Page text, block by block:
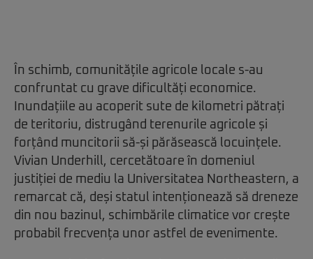
În schimb, comunitățile agricole locale s-au
confruntat cu grave dificultăți economice.
Inundațiile au acoperit sute de kilometri pătrați
de teritoriu, distrugând terenurile agricole și
forțând muncitorii să-și părăsească locuințele.
Vivian Underhill, cercetătoare în domeniul
justiției de mediu la Universitatea Northeastern, a
remarcat că, deși statul intenționează să dreneze
din nou bazinul, schimbările climatice vor crește
probabil frecvența unor astfel de evenimente.